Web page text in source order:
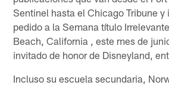
Sentinel hasta el Chicago Tribune y
pedido a la Semana título
Beach, California , este mes de
invitado de honor de Disneyland,
Incluso su escuela secundaria,